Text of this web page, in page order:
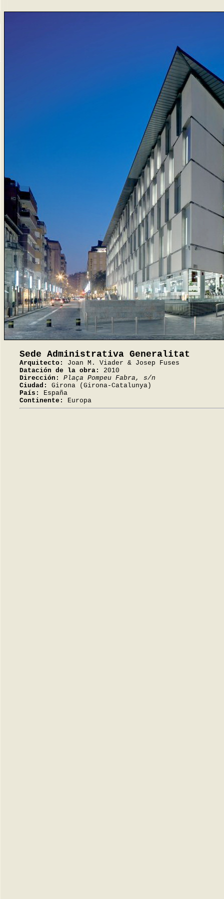
Sede Administrativa Generalitat
Arquitecto:
Joan M. Viader & Josep Fuses
Datación de la obra:
2010
Dirección:
Plaça Pompeu Fabra, s/n
Ciudad:
Girona (Girona-Catalunya)
País:
España
Continente:
Europa